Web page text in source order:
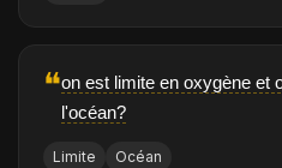
❝on est limite en oxygène et
l'océan?
Limite Océan